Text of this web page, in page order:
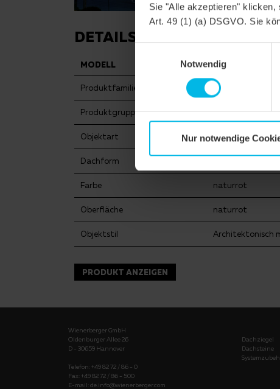
Sie "Alle akzeptieren"
Art. 49 (1) (a) DSGVO. Sie
Notwendig
Nur notwendige
DETAILS
MODELL DOMINO
Produktfamilie Glattziegel
Produktgruppe Dachziegel
Objektart Einfamilienhaus
Dachform
Farbe naturrot
Oberfläche naturrot
Objektstil Architektonisch
PRODUKT ANZEIGEN
Wienerberger GmbH
Oldenburger Allee 26
D - 30659 Hannover
Telefon: +49 82 72 / 86 - 0
Fax: +49 82 72 / 86 - 500
E-mail: de.info@wienerberger.com
Dachziegel
Dachsteine